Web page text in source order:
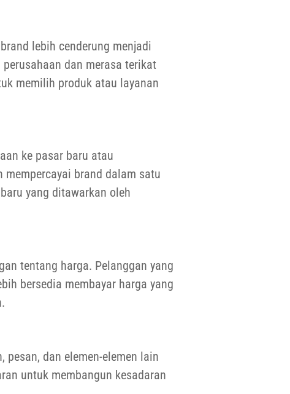
lebih cenderung menjadi
dan merasa terikat
memilih produk atau layanan
ke pasar baru atau
brand dalam satu
yang ditawarkan oleh
tentang harga. Pelanggan yang
bersedia membayar harga yang
dan elemen-elemen lain
untuk membangun kesadaran